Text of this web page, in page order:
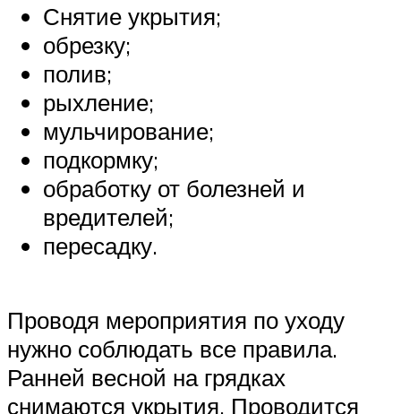
Снятие укрытия;
обрезку;
полив;
рыхление;
мульчирование;
подкормку;
обработку от болезней и
вредителей;
пересадку.
Проводя мероприятия по уходу
нужно соблюдать все правила.
Ранней весной на грядках
снимаются укрытия. Проводится